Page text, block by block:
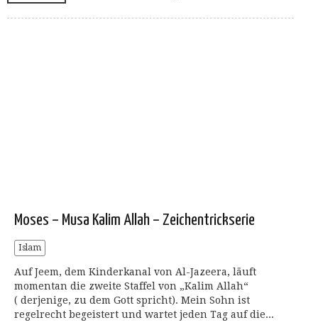
Moses – Musa Kalim Allah – Zeichentrickserie
Islam
Auf Jeem, dem Kinderkanal von Al-Jazeera, läuft
momentan die zweite Staffel von „Kalim Allah“
( derjenige, zu dem Gott spricht). Mein Sohn ist
regelrecht begeistert und wartet jeden Tag auf die...